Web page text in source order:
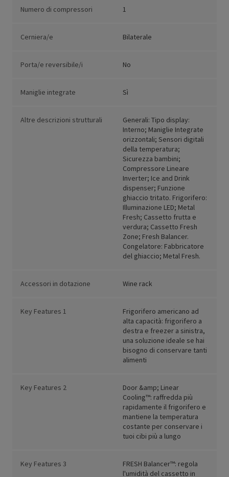
Numero di compressori 1
Cerniera/e Bilaterale
Porta/e reversibile/i No
Maniglie integrate Sì
Altre descrizioni strutturali
Generali: Tipo display:
Interno; Maniglie Integrate
orizzontali; Sensori digitali
della temperatura;
Sicurezza bambini;
Compressore Lineare
Inverter; Ice and Drink
dispenser; Funzione
ghiaccio tritato. Frigorifero:
Illuminazione LED; Metal
Fresh; Cassetto frutta e
verdura; Cassetto Fresh
Zone; Fresh Balancer.
Congelatore: Fabbricatore
del ghiaccio; Metal Fresh.
Accessori in dotazione Wine rack
Key Features 1
Frigorifero americano ad
alta capacità: frigorifero a
destra e freezer a sinistra,
una soluzione ideale se hai
bisogno di conservare tanti
alimenti
Key Features 2
Door &amp; Linear
Cooling™: raffredda più
rapidamente il frigorifero e
mantiene la temperatura
costante per conservare i
tuoi cibi più a lungo
Key Features 3
FRESH Balancer™: regola
l'umidità del cassetto in